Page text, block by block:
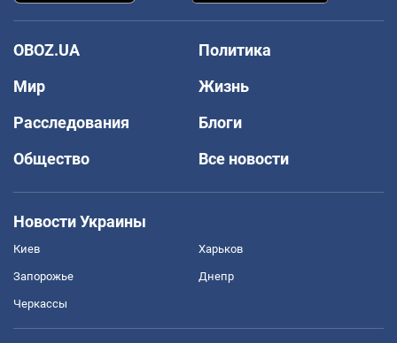
OBOZ.UA
Политика
Мир
Жизнь
Расследования
Блоги
Общество
Все новости
Новости Украины
Киев Харьков
Запорожье Днепр
Черкассы